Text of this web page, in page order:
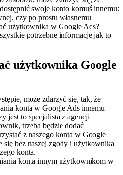
swoje konto komuś innemu:
czy po prostu własnemu
użytkownika w Google Ads?
potrzebne informacje jak to
użytkownika Google
może zdarzyć się, tak, że
konta w Google Ads innemu
jest to specjalista z agencji
trzeba będzie dodać
z naszego konta w Google
się bez naszej zgody i użytkownika
konta.
konta innym użytkownikom w